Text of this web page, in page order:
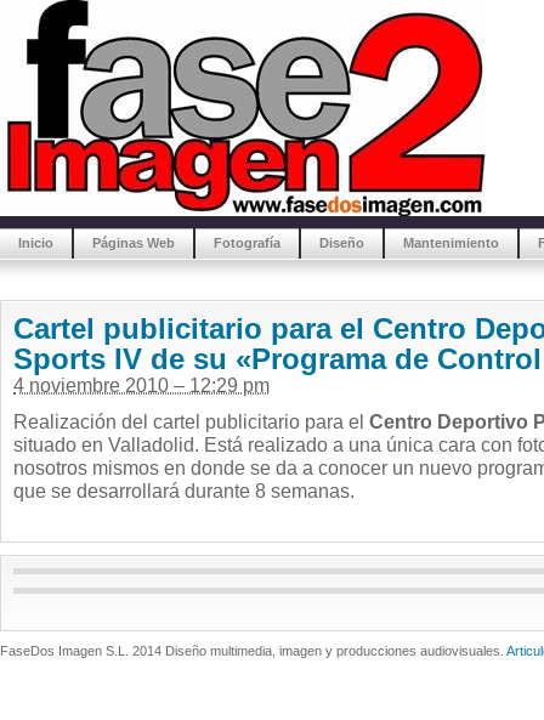
Inicio Páginas Web Fotografía Diseño Mantenimiento
Cartel publicitario para el Centro
Sports IV de su «Programa de
4 noviembre 2010 – 12:29 pm
Realización del cartel publicitario para el Centro Deportivo
situado en Valladolid. Está realizado a una única cara con
nosotros mismos en donde se da a conocer un nuevo
que se desarrollará durante 8 semanas.
FaseDos Imagen S.L. 2014 Diseño multimedia, imagen y producciones audiovisuales.